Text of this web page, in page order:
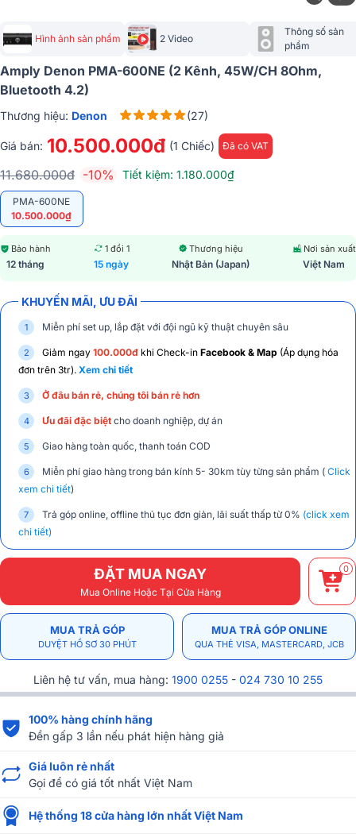
Hình ảnh sản phẩm 2 Video
Thông số sản
phẩm
Amply Denon PMA-600NE (2 Kênh, 45W/CH 8Ohm,
Bluetooth 4.2)
Thương hiệu: Denon (27)
Giá bán: 10.500.000đ (1 Chiếc) Đã có VAT
11.680.000đ -10% Tiết kiệm: 1.180.000₫
PMA-600NE
10.500.000₫
Bảo hành
12 tháng
1 đổi 1
15 ngày
Thương hiệu
Nhật Bản (Japan)
Nơi sản xuất
Việt Nam
KHUYẾN MÃI, ƯU ĐÃI
Miễn phí set up, lắp đặt với đội ngũ kỹ thuật chuyên sâu
Giảm ngay 100.000đ khi Check-in Facebook & Map (Áp dụng hóa
đơn trên 3tr). Xem chi tiết
Ở đâu bán rẻ, chúng tôi bán rẻ hơn
Ưu đãi đặc biệt cho doanh nghiệp, dự án
Giao hàng toàn quốc, thanh toán COD
Miễn phí giao hàng trong bán kính 5- 30km tùy từng sản phẩm ( Click
xem chi tiết)
Trả góp online, offline thủ tục đơn giản, lãi suất thấp từ 0% (click xem
chi tiết)
ĐẶT MUA NGAY
Mua Online Hoặc Tại Cửa Hàng
0
MUA TRẢ GÓP
DUYỆT HỒ SƠ 30 PHÚT
MUA TRẢ GÓP ONLINE
QUA THẺ VISA, MASTERCARD, JCB
Liên hệ tư vấn, mua hàng: 1900 0255 - 024 730 10 255
100% hàng chính hãng
Đền gấp 3 lần nếu phát hiện hàng giả
Giá luôn rẻ nhất
Gọi để có giá tốt nhất Việt Nam
Hệ thống 18 cửa hàng lớn nhất Việt Nam